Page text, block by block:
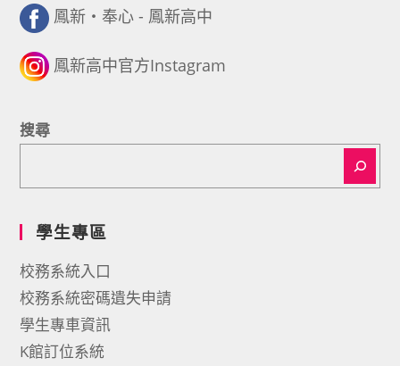
鳳新・奉心 - 鳳新高中
鳳新高中官方Instagram
搜尋
學生專區
校務系統入口
校務系統密碼遺失申請
學生專車資訊
K館訂位系統